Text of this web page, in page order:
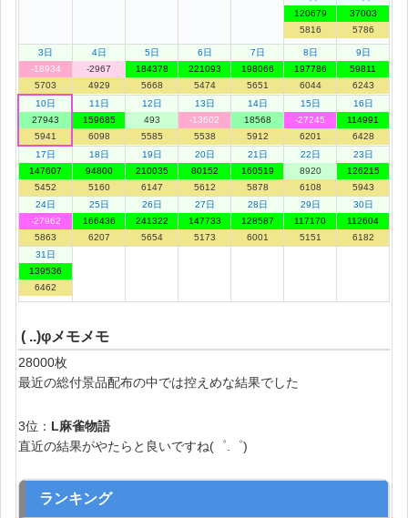
120679
5816
37003
5786
3日
-18934
5703
4日
-2967
4929
5日
184378
5668
6日
221093
5474
7日
198066
5651
8日
197786
6044
9日
59811
6243
10日
27943
5941
11日
159685
6098
12日
493
5585
13日
-13602
5538
14日
18568
5912
15日
-27245
6201
16日
114991
6428
17日
147607
5452
18日
94800
5160
19日
210035
6147
20日
80152
5612
21日
160519
5878
22日
8920
6108
23日
126215
5943
24日
-27962
5863
25日
166436
6207
26日
241322
5654
27日
147733
5173
28日
128587
6001
29日
117170
5151
30日
112604
6182
31日
139536
6462
( ..)φメモメモ
28000枚
最近の総付景品配布の中では控えめな結果でした
3位： L麻雀物語
直近の結果がやたらと良いですね(゜.゜)
ランキング